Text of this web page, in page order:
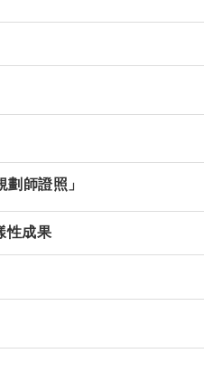
師證照」
性成果